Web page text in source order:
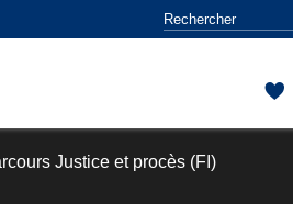
Justice et procès (FI)